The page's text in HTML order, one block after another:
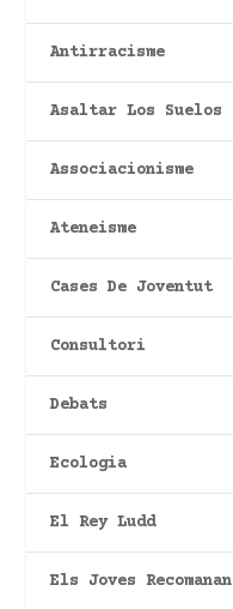
Antirracisme
Asaltar Los Suelos
Associacionisme
Ateneisme
Cases De Joventut
Consultori
Debats
Ecologia
El Rey Ludd
Els Joves Recomanan